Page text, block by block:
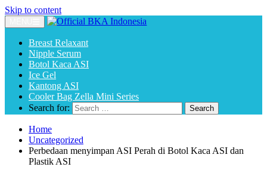
Skip to content
Breast Relaxant
Nipple Serum
Botol Kaca ASI
Ice Gel
Kantong ASI
Cooler Bag Zella Mini Series
Search for:
Home
Uncategorized
Perbedaan menyimpan ASI Perah di Botol Kaca ASI dan
Plastik ASI